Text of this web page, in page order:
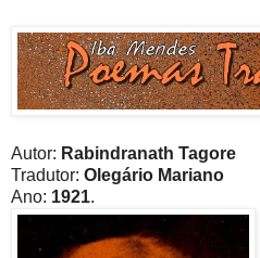
Autor: Rabindranath Tagore
Tradutor: Olegário Mariano
Ano: 1921.